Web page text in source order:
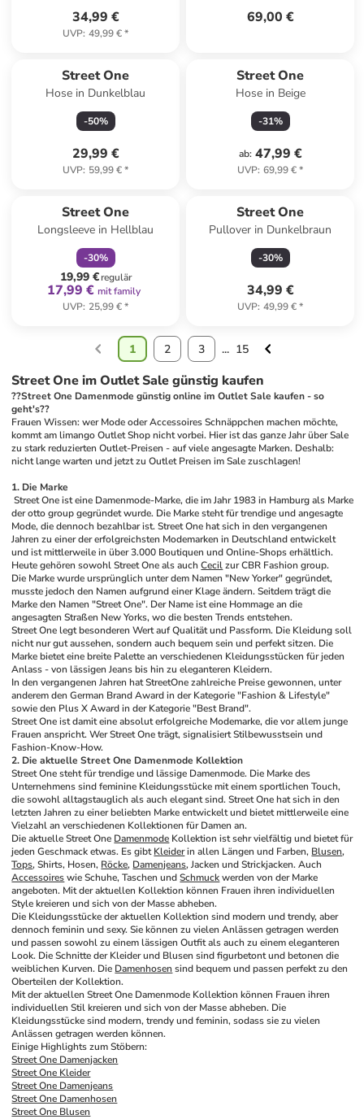
34,99 €
UVP: 49,99 €*
69,00 €
Street One
Hose in Dunkelblau
-50%
29,99 €
UVP: 59,99 €*
Street One
Hose in Beige
-31%
ab: 47,99 €
UVP: 69,99 €*
Street One
Longsleeve in Hellblau
-30%
19,99 €regulär
17,99 € mit family
UVP: 25,99 €*
Street One
Pullover in Dunkelbraun
-30%
34,99 €
UVP: 49,99 €*
1 2 3 ... 15
Street One im Outlet Sale günstig kaufen
??Street One Damenmode günstig online im Outlet Sale kaufen - so
geht's??
Frauen Wissen: wer Mode oder Accessoires Schnäppchen machen möchte,
kommt am limango Outlet Shop nicht vorbei. Hier ist das ganze Jahr über Sale
zu stark reduzierten Outlet-Preisen - auf viele angesagte Marken. Deshalb:
nicht lange warten und jetzt zu Outlet Preisen im Sale zuschlagen!
1. Die Marke
Street One ist eine Damenmode-Marke, die im Jahr 1983 in Hamburg als Marke
der otto group gegründet wurde. Die Marke steht für trendige und angesagte
Mode, die dennoch bezahlbar ist. Street One hat sich in den vergangenen
Jahren zu einer der erfolgreichsten Modemarken in Deutschland entwickelt
und ist mittlerweile in über 3.000 Boutiquen und Online-Shops erhältlich.
Heute gehören sowohl Street One als auch Cecil zur CBR Fashion group.
Die Marke wurde ursprünglich unter dem Namen "New Yorker" gegründet,
musste jedoch den Namen aufgrund einer Klage ändern. Seitdem trägt die
Marke den Namen "Street One". Der Name ist eine Hommage an die
angesagten Straßen New Yorks, wo die besten Trends entstehen.
Street One legt besonderen Wert auf Qualität und Passform. Die Kleidung soll
nicht nur gut aussehen, sondern auch bequem sein und perfekt sitzen. Die
Marke bietet eine breite Palette an verschiedenen Kleidungsstücken für jeden
Anlass - von lässigen Jeans bis hin zu eleganteren Kleidern.
In den vergangenen Jahren hat StreetOne zahlreiche Preise gewonnen, unter
anderem den German Brand Award in der Kategorie "Fashion & Lifestyle"
sowie den Plus X Award in der Kategorie "Best Brand".
Street One ist damit eine absolut erfolgreiche Modemarke, die vor allem junge
Frauen anspricht. Wer Street One trägt, signalisiert Stilbewusstsein und
Fashion-Know-How.
2. Die aktuelle Street One Damenmode Kollektion
Street One steht für trendige und lässige Damenmode. Die Marke des
Unternehmens sind feminine Kleidungsstücke mit einem sportlichen Touch,
die sowohl alltagstauglich als auch elegant sind. Street One hat sich in den
letzten Jahren zu einer beliebten Marke entwickelt und bietet mittlerweile eine
Vielzahl an verschiedenen Kollektionen für Damen an.
Die aktuelle Street One Damenmode Kollektion ist sehr vielfältig und bietet für
jeden Geschmack etwas. Es gibt Kleider in allen Längen und Farben, Blusen
Tops, Shirts, Hosen, Röcke, Damenjeans
Accessoires wie Schuhe, Taschen und Schmuck werden von der Marke
angeboten. Mit der aktuellen Kollektion können Frauen ihren individuellen
Style kreieren und sich von der Masse abheben.
Die Kleidungsstücke der aktuellen Kollektion sind modern und trendy, aber
dennoch feminin und sexy. Sie können zu vielen Anlässen getragen werden
und passen sowohl zu einem lässigen Outfit als auch zu einem eleganteren
Look. Die Schnitte der Kleider und Blusen sind figurbetont und betonen die
weiblichen Kurven. Die Damenhosen sind bequem und passen perfekt zu den
Oberteilen der Kollektion.
Mit der aktuellen Street One Damenmode Kollektion können Frauen ihren
individuellen Stil kreieren und sich von der Masse abheben. Die
Kleidungsstücke sind modern, trendy und feminin, sodass sie zu vielen
Anlässen getragen werden können.
Einige Highlights zum Stöbern:
Street One Damenjacken
Street One Kleider
Street One Damenjeans
Street One Damenhosen
Street One Blusen